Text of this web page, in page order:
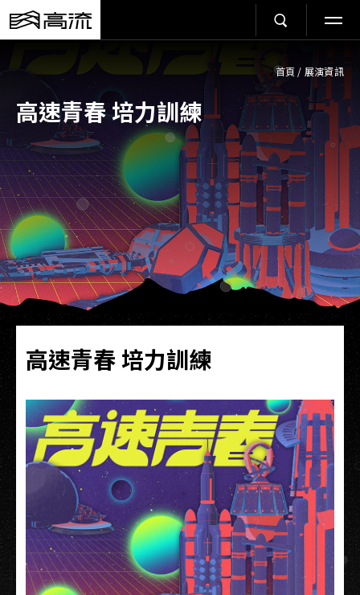
首頁 / 展演資訊
高速青春 培力訓練
高速青春 培力訓練